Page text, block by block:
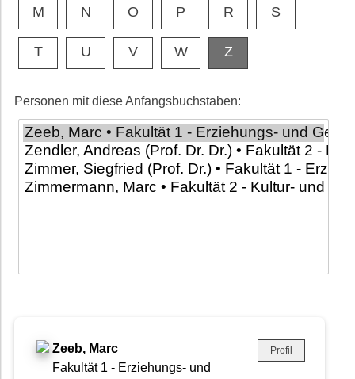
M N O P R S
T U V W Z
Personen mit diese Anfangsbuchstaben:
Zeeb, Marc
Fakultät 1 - Erziehungs- und
Profil